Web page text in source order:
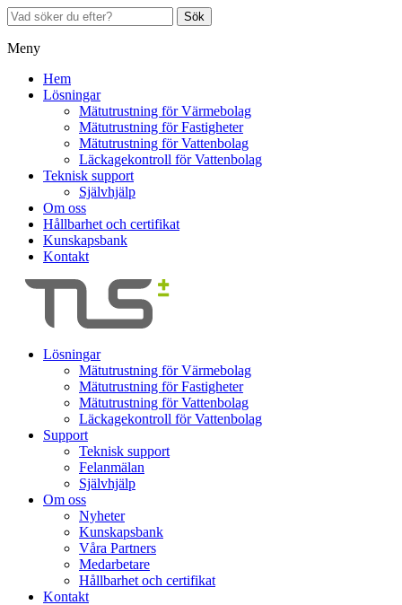
Sök
Meny
Hem
Lösningar
Mätutrustning för Värmebolag
Mätutrustning för Fastigheter
Mätutrustning för Vattenbolag
Läckagekontroll för Vattenbolag
Teknisk support
Självhjälp
Om oss
Hållbarhet och certifikat
Kunskapsbank
Kontakt
Lösningar
Mätutrustning för Värmebolag
Mätutrustning för Fastigheter
Mätutrustning för Vattenbolag
Läckagekontroll för Vattenbolag
Support
Teknisk support
Felanmälan
Självhjälp
Om oss
Nyheter
Kunskapsbank
Våra Partners
Medarbetare
Hållbarhet och certifikat
Kontakt